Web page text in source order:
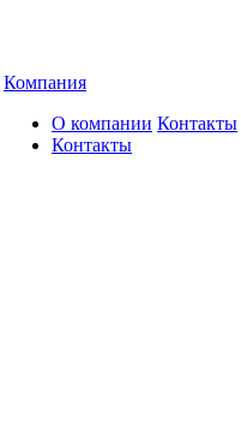
Компания
О компании
Контакты
Контакты